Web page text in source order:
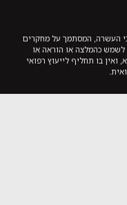
העשרה, המסתמך על מחקרים
לשמש כהמלצה או הוראה או
בו תחליף לייעוץ רפואי